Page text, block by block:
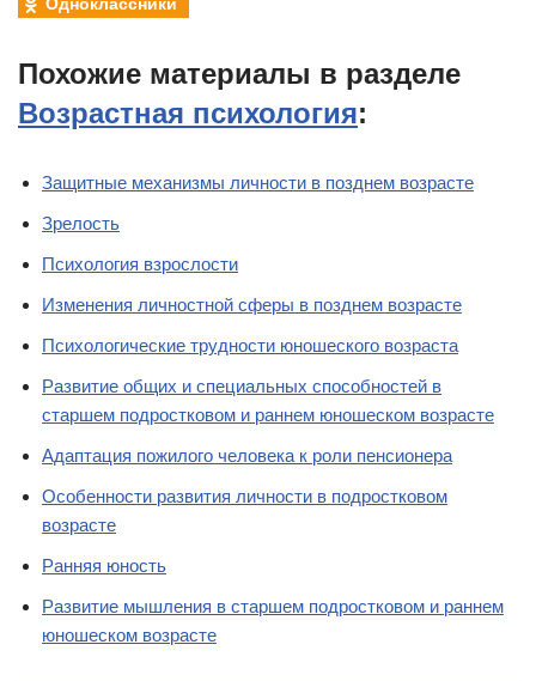
Похожие материалы в разделе
Возрастная психология:
Защитные механизмы личности в позднем возрасте
Зрелость
Психология взрослости
Изменения личностной сферы в позднем возрасте
Психологические трудности юношеского возраста
Развитие общих и специальных способностей в
старшем подростковом и раннем юношеском возрасте
Адаптация пожилого человека к роли пенсионера
Особенности развития личности в подростковом
возрасте
Ранняя юность
Развитие мышления в старшем подростковом и раннем
юношеском возрасте